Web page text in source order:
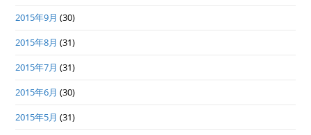
2015年9月 (30)
2015年8月 (31)
2015年7月 (31)
2015年6月 (30)
2015年5月 (31)